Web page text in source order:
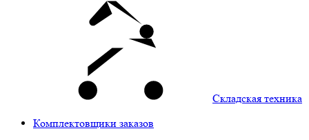
Складская техника
Комплектовщики заказов